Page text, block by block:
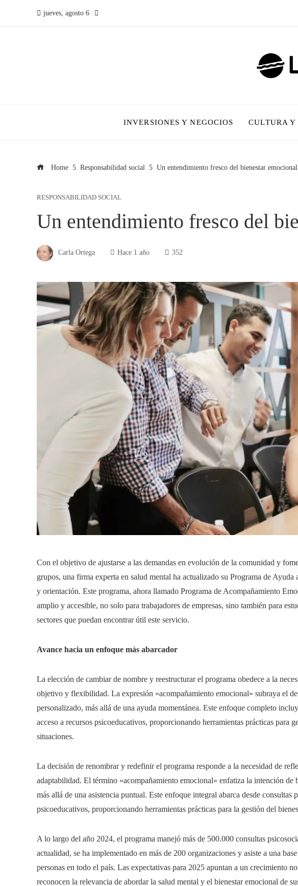
jueves, agosto 6
INVERSIONES Y NEGOCIOS CULTURA Y
Home Responsabilidad social Un entendimiento fresco del bienestar emocional
RESPONSABILIDAD SOCIAL
Un entendimiento fresco del
Carla Ortega Hace 1 año 352
Con el objetivo de ajustarse a las demandas en evolución de la comunidad y
grupos, una firma experta en salud mental ha actualizado su Programa de
y orientación. Este programa, ahora llamado Programa de Acompañamiento
amplio y accesible, no solo para trabajadores de empresas, sino también para
sectores que puedan encontrar útil este servicio.
Avance hacia un enfoque más abarcador
La elección de cambiar de nombre y reestructurar el programa obedece a la
objetivo y flexibilidad. La expresión «acompañamiento emocional» subraya el
personalizado, más allá de una ayuda momentánea. Este enfoque completo
acceso a recursos psicoeducativos, proporcionando herramientas prácticas para
situaciones.
La decisión de renombrar y redefinir el programa responde a la necesidad de
adaptabilidad. El término «acompañamiento emocional» enfatiza la intención
más allá de una asistencia puntual. Este enfoque integral abarca desde consultas
psicoeducativos, proporcionando herramientas prácticas para la gestión del
A lo largo del año 2024, el programa manejó más de 500.000 consultas
actualidad, se ha implementado en más de 200 organizaciones y asiste a una
personas en todo el país. Las expectativas para 2025 apuntan a un crecimiento
reconocen la relevancia de abordar la salud mental y el bienestar emocional de